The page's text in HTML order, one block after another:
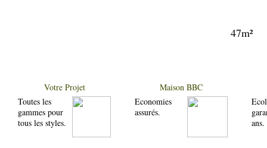
47m²
Votre Projet
Toutes les
gammes pour
tous les styles.
Maison BBC
Economies
assurés.
ans.